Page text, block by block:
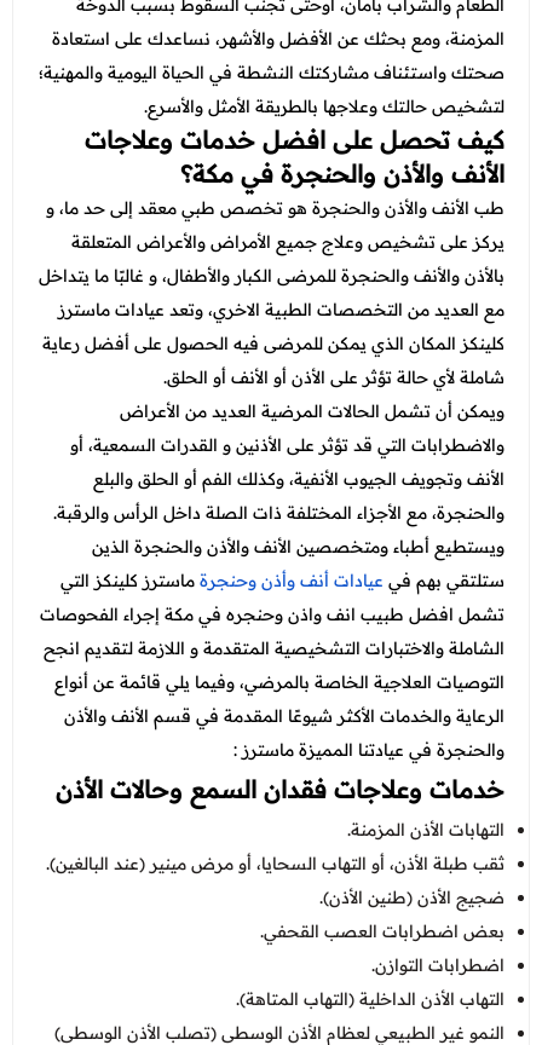
عروض العناية بالشعر
عروض الرجال
عروض جراحات التجميل
عروض قسم الطوارئ
عروض المختبر
عروض الاشعة
عروض الباطنة
عروض العظام
عروض الانف والاذن والحنجرة
عروض العلاج الطبيعي
الطعام والشراب بأمان، اوحتى تجنب السقوط بسبب الدوخة
المزمنة، ومع بحثك عن الأفضل والأشهر، نساعدك على استعادة
صحتك واستئناف مشاركتك النشطة في الحياة اليومية والمهنية؛
لتشخيص حالتك وعلاجها بالطريقة الأمثل والأسرع.
كيف تحصل على افضل خدمات وعلاجات
الأنف والأذن والحنجرة في مكة؟
طب الأنف والأذن والحنجرة هو تخصص طبي معقد إلى حد ما، و
يركز على تشخيص وعلاج جميع الأمراض والأعراض المتعلقة
بالأذن والأنف والحنجرة للمرضى الكبار والأطفال، و غالبًا ما يتداخل
مع العديد من التخصصات الطبية الاخري، وتعد عيادات ماسترز
كلينكز المكان الذي يمكن للمرضى فيه الحصول على أفضل رعاية
شاملة لأي حالة تؤثر على الأذن أو الأنف أو الحلق.
ويمكن أن تشمل الحالات المرضية العديد من الأعراض
والاضطرابات التي قد تؤثر على الأذنين و القدرات السمعية، أو
الأنف وتجويف الجيوب الأنفية، وكذلك الفم أو الحلق والبلع
والحنجرة، مع الأجزاء المختلفة ذات الصلة داخل الرأس والرقبة.
ويستطيع أطباء ومتخصصين الأنف والأذن والحنجرة الذين
ستلتقي بهم فيعيادات أنف وأذن وحنجرةماسترز كلينكز التي
تشمل افضل طبيب انف واذن وحنجره في مكة إجراء الفحوصات
الشاملة والاختبارات التشخيصية المتقدمة و اللازمة لتقديم انجح
التوصيات العلاجية الخاصة بالمرضي، وفيما يلي قائمة عن أنواع
الرعاية والخدمات الأكثر شيوعًا المقدمة في قسم الأنف والأذن
والحنجرة في عيادتنا المميزة ماسترز :
خدمات وعلاجات فقدان السمع وحالات الأذن
التهابات الأذن المزمنة.
ثقب طبلة الأذن، أو التهاب السحايا، أو مرض مينير (عند البالغين).
ضجيج الأذن (طنين الأذن).
بعض اضطرابات العصب القحفي.
اضطرابات التوازن.
التهاب الأذن الداخلية (التهاب المتاهة).
النمو غير الطبيعي لعظام الأذن الوسطى (تصلب الأذن الوسطى)